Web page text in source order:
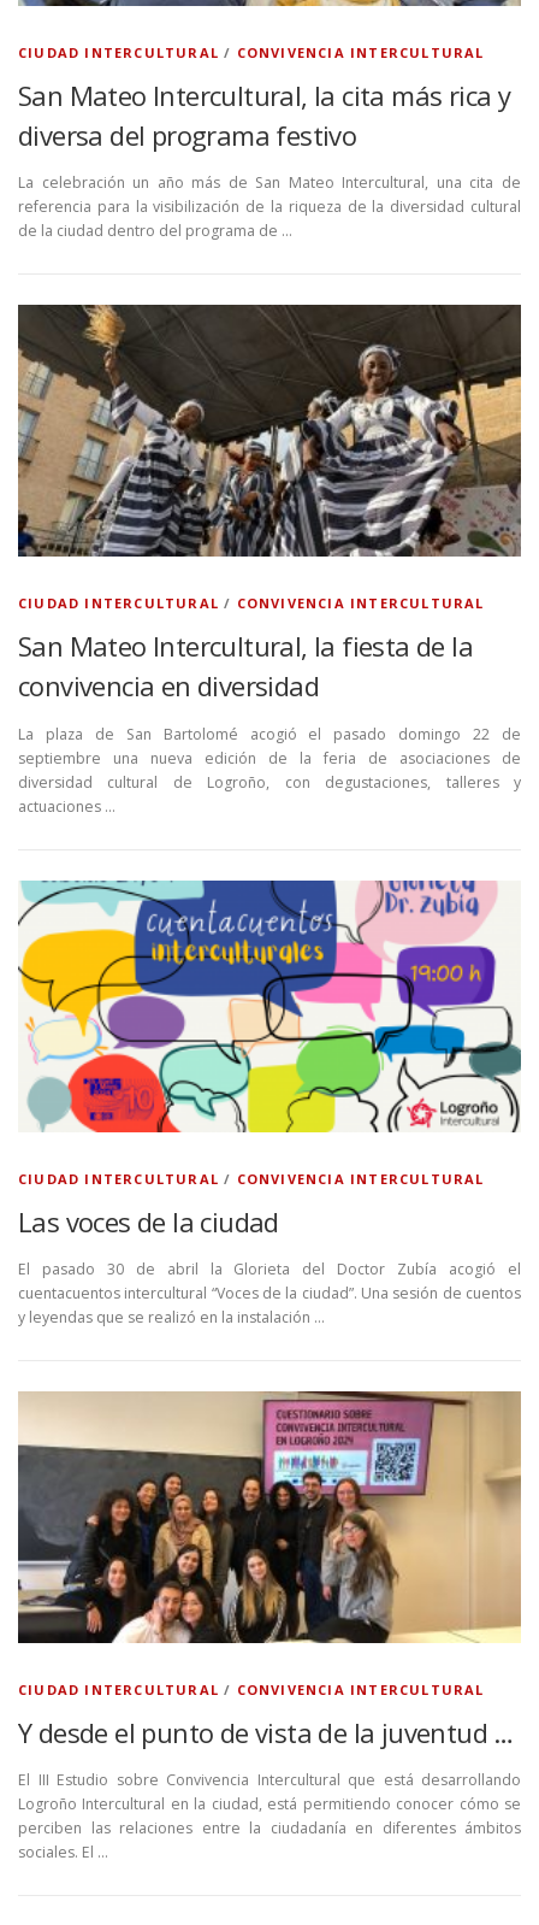
CIUDAD INTERCULTURAL / CONVIVENCIA INTERCULTURAL
San Mateo Intercultural, la cita más rica y
diversa del programa festivo
La celebración un año más de San Mateo Intercultural, una cita de
referencia para la visibilización de la riqueza de la diversidad cultural
de la ciudad dentro del programa de …
CIUDAD INTERCULTURAL / CONVIVENCIA INTERCULTURAL
San Mateo Intercultural, la fiesta de la
convivencia en diversidad
La plaza de San Bartolomé acogió el pasado domingo 22 de
septiembre una nueva edición de la feria de asociaciones de
diversidad cultural de Logroño, con degustaciones, talleres y
actuaciones …
CIUDAD INTERCULTURAL / CONVIVENCIA INTERCULTURAL
Las voces de la ciudad
El pasado 30 de abril la Glorieta del Doctor Zubía acogió el
cuentacuentos intercultural “Voces de la ciudad”. Una sesión de cuentos
y leyendas que se realizó en la instalación …
CIUDAD INTERCULTURAL / CONVIVENCIA INTERCULTURAL
Y desde el punto de vista de la juventud …
El III Estudio sobre Convivencia Intercultural que está desarrollando
Logroño Intercultural en la ciudad, está permitiendo conocer cómo se
perciben las relaciones entre la ciudadanía en diferentes ámbitos
sociales. El …